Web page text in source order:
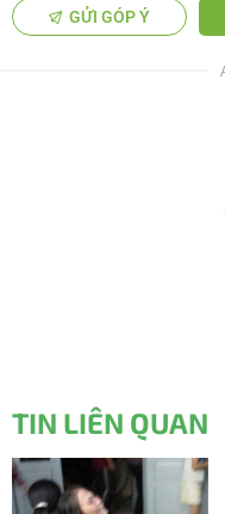
GỬI GÓP Ý
TIN LIÊN QUAN